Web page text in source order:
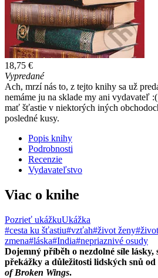
18,75 €
Vypredané
Ach, mrzí nás to, z tejto knihy sa už
nemáme ju na sklade my ani vydavateľ
mať šťastie v niektorých iných
posledné kusy.
Popis knihy
Podrobnosti
Recenzie
Vydavateľstvo
Viac o knihe
Pozrieť ukážkuUkážka
#cesta ku šťastiu#vzťah#život ženy
zmena#láska#India#nepriaznivé osudy
Dojemný příběh o nezdolné síle
překážky a důležitosti lidských snů
of Broken Wings.